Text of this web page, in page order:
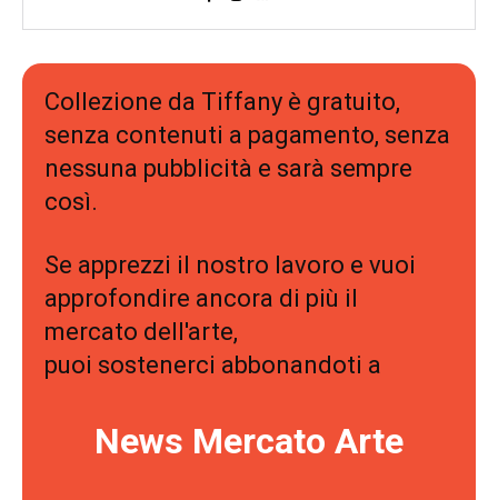
Collezione da Tiffany è gratuito,
senza contenuti a pagamento, senza
nessuna pubblicità e sarà sempre
così.
Se apprezzi il nostro lavoro e vuoi
approfondire ancora di più il
mercato dell'arte,
puoi sostenerci abbonandoti a
News Mercato Arte